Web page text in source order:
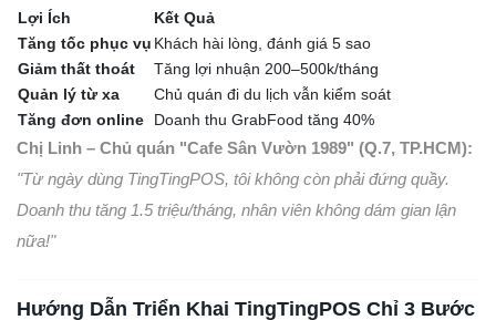
Lợi Ích
Kết Quả
Tăng tốc phục vụ Khách hài lòng, đánh giá 5 sao
Giảm thất thoát
Tăng lợi nhuận 200–500k/tháng
Quản lý từ xa
Chủ quán đi du lịch vẫn kiểm soát
Tăng đơn online
Doanh thu GrabFood tăng 40%
Chị Linh – Chủ quán "Cafe Sân Vườn 1989" (Q.7, TP.HCM):
"Từ ngày dùng TingTingPOS, tôi không còn phải đứng quầy.
Doanh thu tăng 1.5 triệu/tháng, nhân viên không dám gian lận
nữa!"
Hướng Dẫn Triển Khai TingTingPOS Chỉ 3 Bước